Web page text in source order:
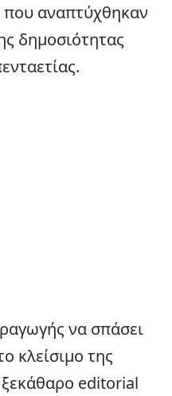
που αναπτύχθηκαν
δημοσιότητας
να σπάσει
κλείσιμο της
editorial